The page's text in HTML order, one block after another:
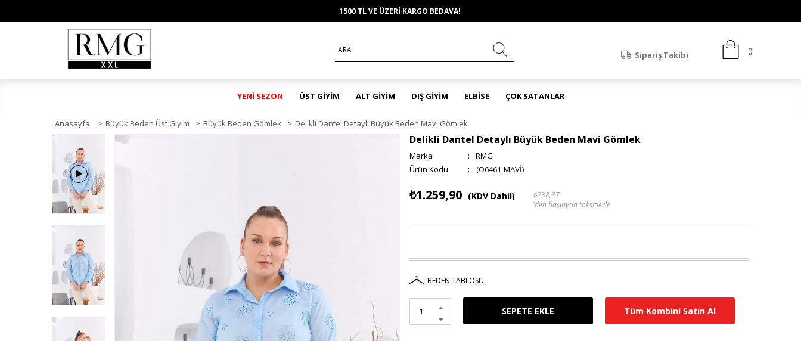
1500 TL VE ÜZERİ KARGO BEDAVA!
Sipariş Takibi
YENİ SEZON ÜST GİYİM ALT GİYİM DIŞ GİYİM ELBİSE ÇOK SATANLAR
Anasayfa > Büyük Beden Üst Giyim > Büyük Beden Gömlek > Delikli Dantel Detaylı Büyük Beden Mavi Gömlek
Delikli Dantel Detaylı Büyük Beden Mavi Gömlek
Marka :
RMG
(O6461-MAVİ)
₺1.259,90 (KDV Dahil)
₺238,37
'den başlayan taksitlerle
BEDEN TABLOSU
Tüm Kombini Satın Al